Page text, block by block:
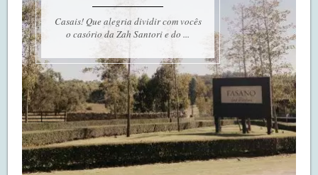
Casais! Que alegria dividir com vocês
o casório da Zah Santori e do ...